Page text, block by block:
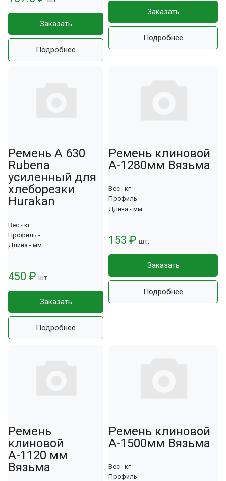
Заказать
Подробнее
Заказать
Подробнее
Ремень А 630
Rubena
усиленный для
хлеборезки
Hurakan
Вес - кг
Профиль -
Длина - мм
450 ₽ шт.
Заказать
Подробнее
Ремень клиновой
А-1280мм Вязьма
Вес - кг
Профиль -
Длина - мм
153 ₽ шт.
Заказать
Подробнее
Ремень
клиновой
А-1120 мм
Вязьма
Ремень клиновой
A-1500мм Вязьма
Вес - кг
Профиль -